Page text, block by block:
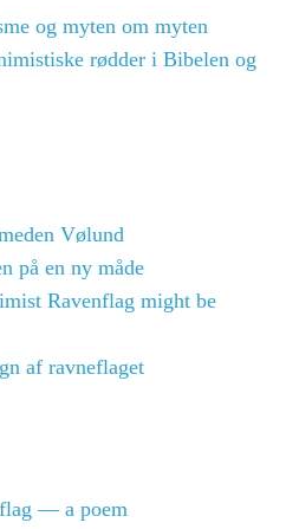
og myten om myten
rødder i Bibelen og
Vølund
på en ny måde
Ravenflag might be
af ravneflaget
— a poem